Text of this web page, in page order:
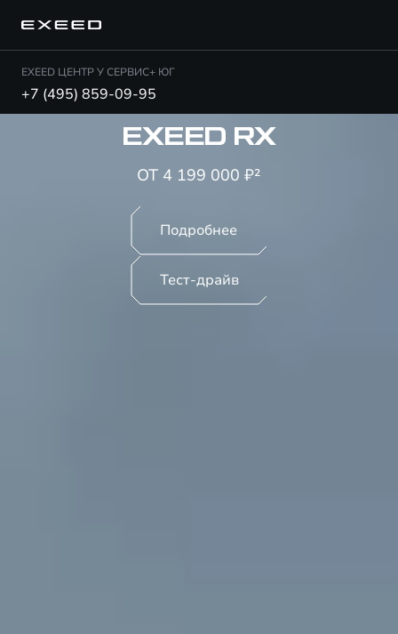
EXEED ЦЕНТР У СЕРВИС+ ЮГ
+7 (495) 859-09-95
EXEED RX
ОТ 4 199 000 ₽²
Подробнее
Тест-драйв